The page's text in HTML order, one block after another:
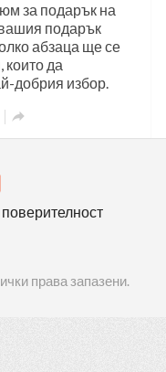
за подарък на
подарък
абзаца ще се
които да
добрия избор.

права запазени.